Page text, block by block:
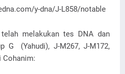
y-dna/J-L858/notable
melakukan tes DNA dan
G (Yahudi), J-M267, J-M172,
Cohanim: